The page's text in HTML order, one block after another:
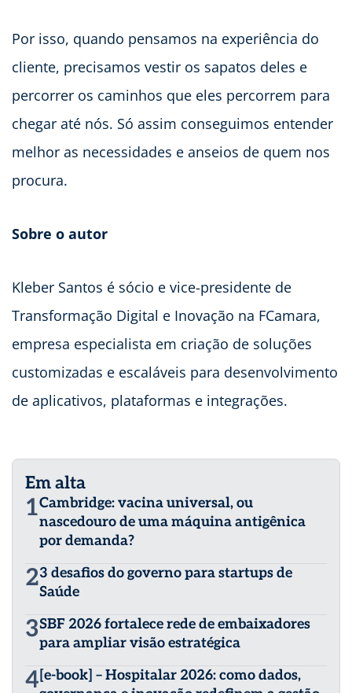
Por isso, quando pensamos na experiência do
cliente, precisamos vestir os sapatos deles e
percorrer os caminhos que eles percorrem para
chegar até nós. Só assim conseguimos entender
melhor as necessidades e anseios de quem nos
procura.
Sobre o autor
Kleber Santos é sócio e vice-presidente de
Transformação Digital e Inovação na FCamara,
empresa especialista em criação de soluções
customizadas e escaláveis para desenvolvimento
de aplicativos, plataformas e integrações.
Em alta
1Cambridge: vacina universal, ou
nascedouro de uma máquina antigênica
por demanda?
23 desafios do governo para startups de
Saúde
3SBF 2026 fortalece rede de embaixadores
para ampliar visão estratégica
4[e-book] – Hospitalar 2026: como dados,